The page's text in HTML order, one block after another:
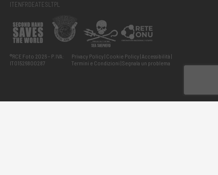
ITENFRDEATESLTPL
®RCE Foto 2026 – P.IVA:
IT01526800287
Privacy Policy Cookie Policy Accessibilità
Termini e Condizioni Segnala un problema